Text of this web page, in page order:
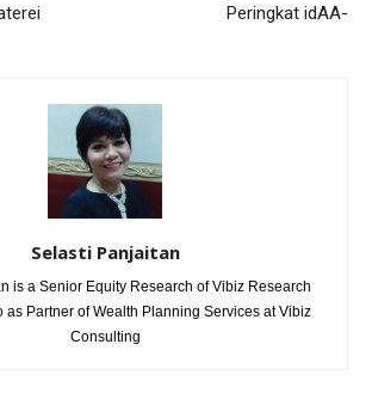
Peringkat idAA-
Selasti Panjaitan
is a Senior Equity Research of Vibiz Research
as Partner of Wealth Planning Services at Vibiz
Consulting